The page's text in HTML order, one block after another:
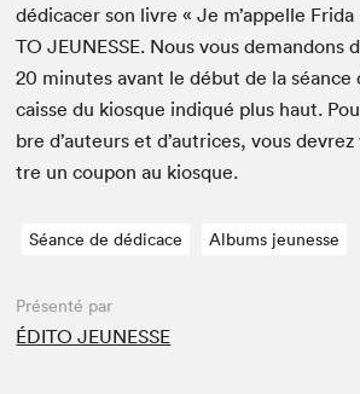
dédi­cac­er son livre « Je m’ap­pelle
TO JEUNESSE. Nous vous deman­dons
20 min­utes avant le début de la séance
caisse du kiosque indiqué plus haut.
bre d’auteurs et d’autrices, vous
tre un coupon au kiosque.
Séance de dédicace Albums jeunesse
Présenté par
ÉDITO JEUNESSE